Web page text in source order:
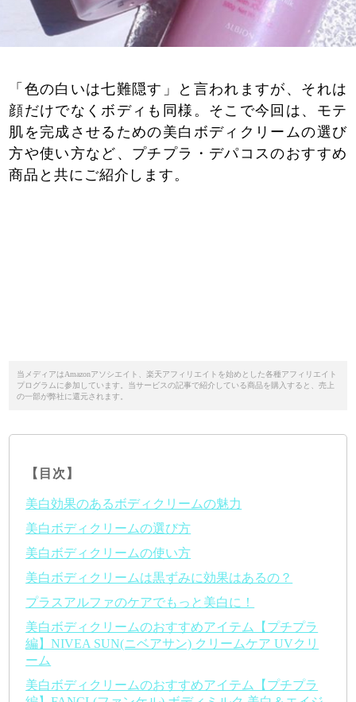
「色の白いは七難隠す」と言われますが、それは
顔だけでなくボディも同様。そこで今回は、モテ
肌を完成させるための美白ボディクリームの選び
方や使い方など、プチプラ・デパコスのおすすめ
商品と共にご紹介します。
当メディアはAmazonアソシエイト、楽天アフィリエイトを始めとした各種アフィリエイト
プログラムに参加しています。当サービスの記事で紹介している商品を購入すると、売上
の一部が弊社に還元されます。
【目次】
美白効果のあるボディクリームの魅力
美白ボディクリームの選び方
美白ボディクリームの使い方
美白ボディクリームは黒ずみに効果はあるの？
プラスアルファのケアでもっと美白に！
美白ボディクリームのおすすめアイテム【プチプラ
編】NIVEA SUN(ニベアサン) クリームケア UVクリ
ーム
美白ボディクリームのおすすめアイテム【プチプラ